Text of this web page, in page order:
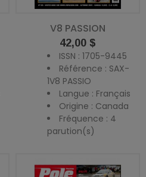
V8 PASSION
Prix
42,00 $
ISSN : 1705-9445
Référence : SAX-
1V8 PASSIO
Langue : Français
Origine : Canada
Fréquence : 4
parution(s)